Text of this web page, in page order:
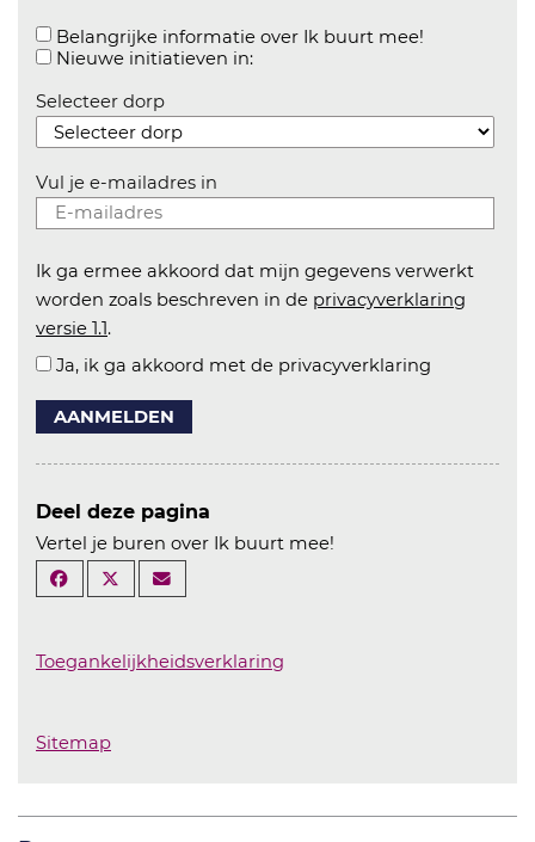
Belangrijke informatie over Ik buurt mee!
Nieuwe initiatieven in:Aanvinken om informatie over
Selecteer dorp
Vul je e-mailadres in
Ik ga ermee akkoord dat mijn gegevens verwerkt
worden zoals beschreven in de privacyverklaring
versie 1.1.
Ja, ik ga akkoord met de privacyverklaring
AANMELDEN
Deel deze pagina
Vertel je buren over Ik buurt mee!
Toegankelijkheidsverklaring
Sitemap